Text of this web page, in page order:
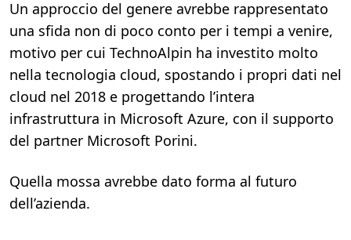
Un approccio del genere avrebbe rappresentato
una sfida non di poco conto per i tempi a venire,
motivo per cui TechnoAlpin ha investito molto
nella tecnologia cloud, spostando i propri dati nel
cloud nel 2018 e progettando l’intera
infrastruttura in Microsoft Azure, con il supporto
del partner Microsoft Porini.
Quella mossa avrebbe dato forma al futuro
dell’azienda.